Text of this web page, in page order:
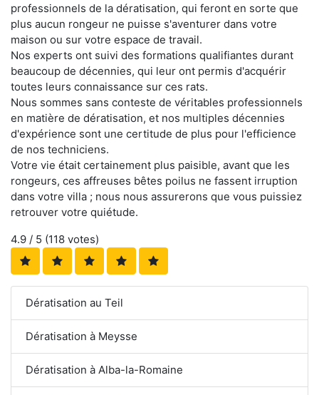
professionnels de la dératisation, qui feront en sorte que
plus aucun rongeur ne puisse s'aventurer dans votre
maison ou sur votre espace de travail.
Nos experts ont suivi des formations qualifiantes durant
beaucoup de décennies, qui leur ont permis d'acquérir
toutes leurs connaissance sur ces rats.
Nous sommes sans conteste de véritables professionnels
en matière de dératisation, et nos multiples décennies
d'expérience sont une certitude de plus pour l'efficience
de nos techniciens.
Votre vie était certainement plus paisible, avant que les
rongeurs, ces affreuses bêtes poilus ne fassent irruption
dans votre villa ; nous nous assurerons que vous puissiez
retrouver votre quiétude.
4.9 / 5 (118 votes)
Dératisation au Teil
Dératisation à Meysse
Dératisation à Alba-la-Romaine